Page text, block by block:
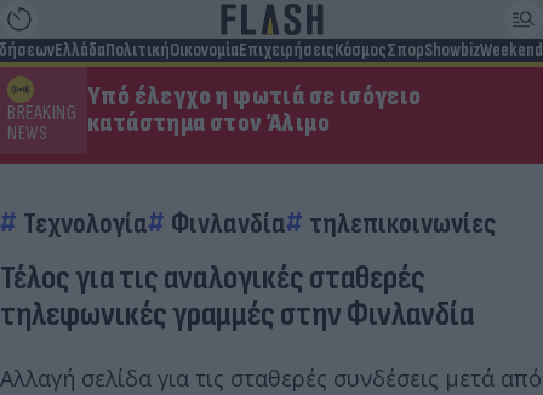
ΕλλάδαΠολιτικήΟικονομίαΕπιχειρήσειςΚόσμοςΣπορShowbizWeekend
BREAKING
NEWS
Υπό έλεγχο η φωτιά σε ισόγειο
κατάστημα στον Άλιμο
Τεχνολογία Φινλανδία τηλεπικοινωνίες
Τέλος για τις αναλογικές σταθερές
τηλεφωνικές γραμμές στην Φινλανδία
Αλλαγή σελίδα για τις σταθερές συνδέσεις μετά από